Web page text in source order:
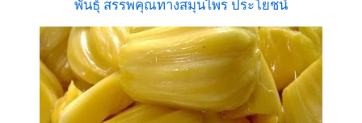
พันธุ์ สรรพคุณทางสมุนไพร ประโยชน์